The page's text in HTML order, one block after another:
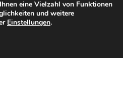
eine Vielzahl von Funktionen
und weitere
Einstellungen.